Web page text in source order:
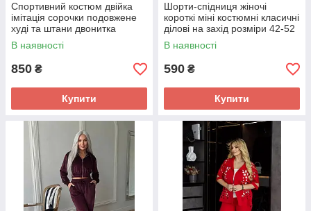
Спортивний костюм двійка
імітація сорочки подовжене
худі та штани двонитка
весна-осінь
В наявності
850 ₴
Купити
Шорти-спідниця жіночі
короткі міні костюмні класичні
ділові на захід розміри 42-52
В наявності
590 ₴
Купити